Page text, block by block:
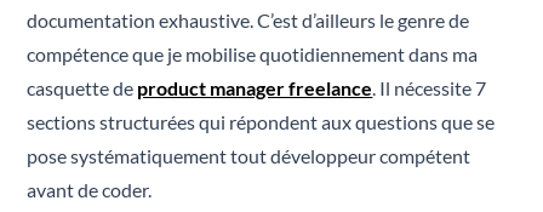
documentation exhaustive. C’est d’ailleurs le genre de
compétence que je mobilise quotidiennement dans ma
casquette de product manager freelance. Il nécessite 7
sections structurées qui répondent aux questions que se
pose systématiquement tout développeur compétent
avant de coder.